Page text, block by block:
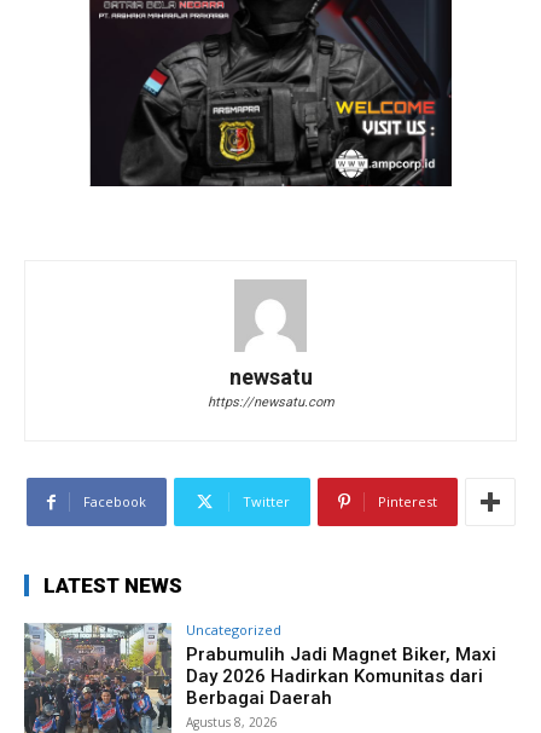
newsatu
https://newsatu.com
Facebook Twitter Pinterest
LATEST NEWS
Uncategorized
Prabumulih Jadi Magnet Biker, Maxi
Day 2026 Hadirkan Komunitas dari
Berbagai Daerah
Agustus 8, 2026